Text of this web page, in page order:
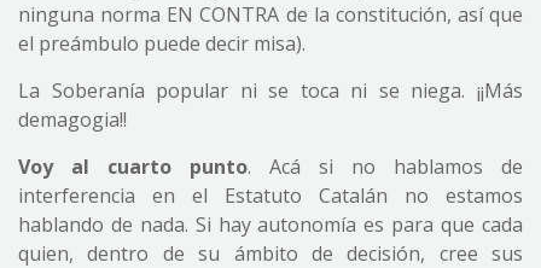
ninguna norma EN CONTRA de la constitución, así que
el preámbulo puede decir misa).
La Soberanía popular ni se toca ni se niega. ¡¡Más
demagogia!!
Voy al cuarto punto. Acá si no hablamos de
interferencia en el Estatuto Catalán no estamos
hablando de nada. Si hay autonomía es para que cada
quien, dentro de su ámbito de decisión, cree sus